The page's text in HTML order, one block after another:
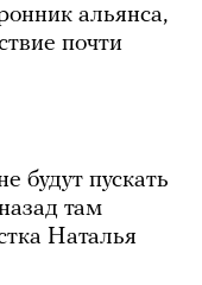
альянса,
почти
будут пускать
там
Наталья